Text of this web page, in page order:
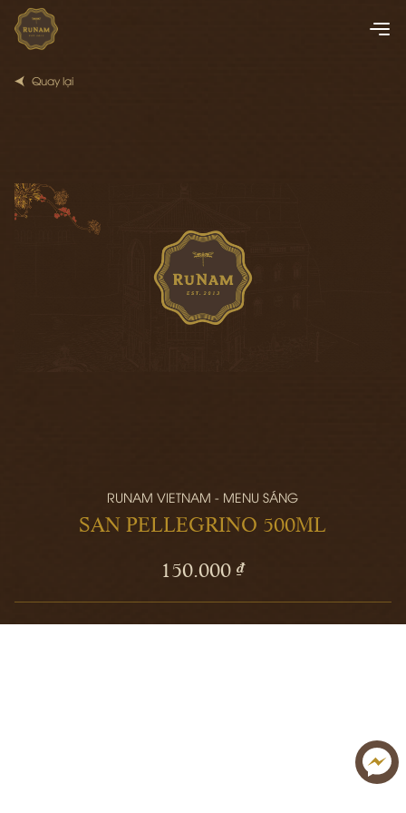
Quay lại
RUNAM VIETNAM - MENU SÁNG
SAN PELLEGRINO 500ML
150.000 ₫